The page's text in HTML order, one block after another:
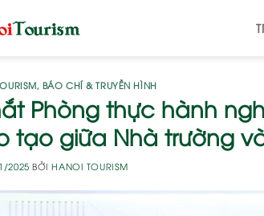
, BÁO CHÍ & TRUYỀN HÌNH
Phòng thực hành
tạo giữa Nhà trường
2025 BỞIHANOI TOURISM